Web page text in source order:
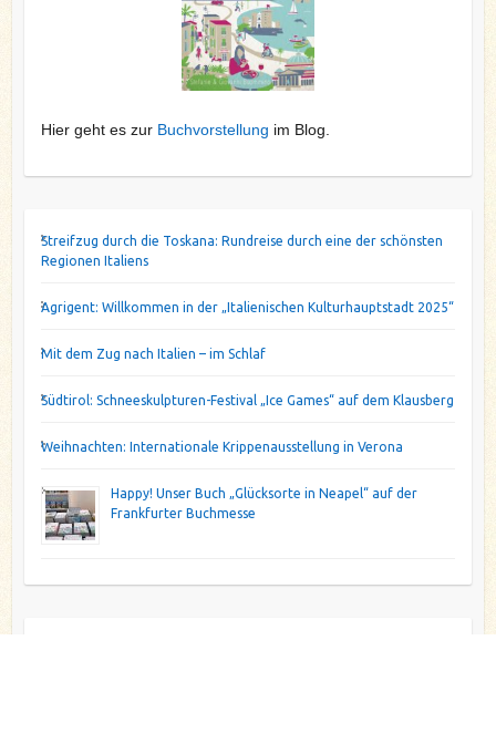
Hier geht es zur Buchvorstellung im Blog.
Streifzug durch die Toskana: Rundreise durch eine der schönsten
Regionen Italiens
Agrigent: Willkommen in der „Italienischen Kulturhauptstadt 2025“
Mit dem Zug nach Italien – im Schlaf
Südtirol: Schneeskulpturen-Festival „Ice Games“ auf dem Klausberg
Weihnachten: Internationale Krippenausstellung in Verona
Happy! Unser Buch „Glücksorte in Neapel“ auf der
Frankfurter Buchmesse